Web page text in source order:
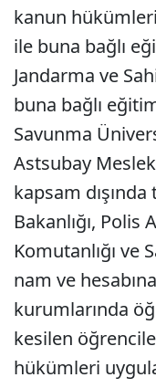
kanun
ile buna bağlı
Jandarma ve
buna bağlı
Savunma
Astsubay
kapsam
Bakanlığı, Polis
Komutanlığı ve
nam ve
kurumlarında
kesilen
hükümleri